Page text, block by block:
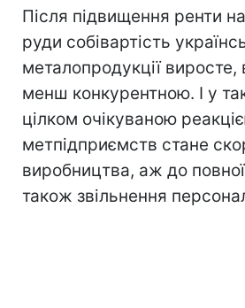
Після підвищення ренти
руди собівартість
металопродукції виросте,
менш конкурентною. І у
цілком очікуваною
метпідприємств стане
виробництва, аж до
також звільнення